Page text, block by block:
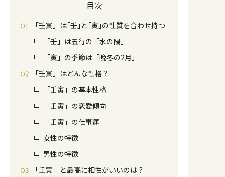
目次
「壬寅」は｢壬｣と｢寅｣の性質を合わせ持つ
「壬」は五行の⁨⁩「水の陽」
「寅」の季節は「晩冬の2月」
「壬寅」はどんな性格？
「壬寅」の基本性格
「壬寅」の恋愛傾向
「壬寅」の仕事運
女性の特徴
男性の特徴
「壬寅」と最高に相性がいいのは？